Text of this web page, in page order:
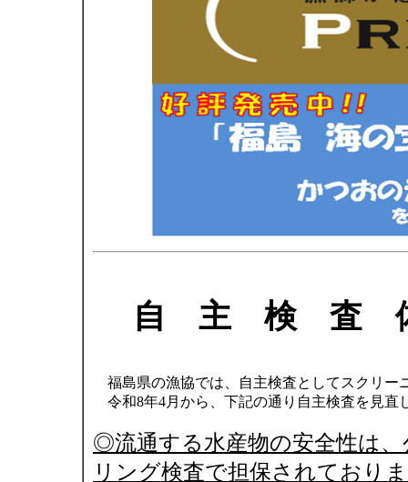
自 主 検 査
福島県の漁協では、自主検査としてスクリー
令和8年4月から、下記の通り自主検査を見直
◎流通する水産物の安全性は
リング検査で担保されており